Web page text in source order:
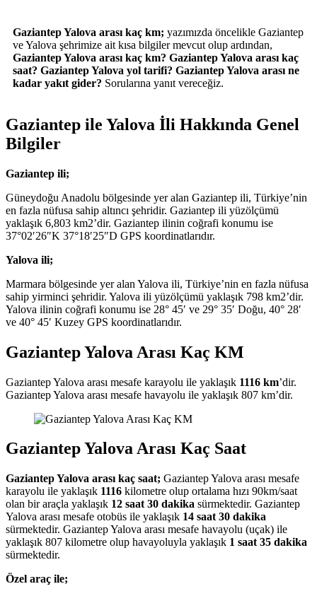
Gaziantep Yalova arası kaç km; yazımızda öncelikle Gaziantep
ve Yalova şehrimize ait kısa bilgiler mevcut olup ardından,
Gaziantep Yalova arası kaç km? Gaziantep Yalova arası kaç
saat? Gaziantep Yalova yol tarifi? Gaziantep Yalova arası ne
kadar yakıt gider? Sorularına yanıt vereceğiz.
Gaziantep ile Yalova İli Hakkında Genel
Bilgiler
Gaziantep ili;
Güneydoğu Anadolu bölgesinde yer alan Gaziantep ili, Türkiye’nin
en fazla nüfusa sahip altıncı şehridir. Gaziantep ili yüzölçümü
yaklaşık 6,803 km2’dir. Gaziantep ilinin coğrafi konumu ise
37°02′26″K 37°18′25″D GPS koordinatlarıdır.
Yalova ili;
Marmara bölgesinde yer alan Yalova ili, Türkiye’nin en fazla nüfusa
sahip yirminci şehridir. Yalova ili yüzölçümü yaklaşık 798 km2’dir.
Yalova ilinin coğrafi konumu ise 28° 45′ ve 29° 35′ Doğu, 40° 28′
ve 40° 45′ Kuzey GPS koordinatlarıdır.
Gaziantep Yalova Arası Kaç KM
Gaziantep Yalova arası mesafe karayolu ile yaklaşık 1116 km’dir.
Gaziantep Yalova arası mesafe havayolu ile yaklaşık 807 km’dir.
Gaziantep Yalova Arası Kaç Saat
Gaziantep Yalova arası kaç saat; Gaziantep Yalova arası mesafe
karayolu ile yaklaşık 1116 kilometre olup ortalama hızı 90km/saat
olan bir araçla yaklaşık 12 saat 30 dakika sürmektedir. Gaziantep
Yalova arası mesafe otobüs ile yaklaşık 14 saat 30 dakika
sürmektedir. Gaziantep Yalova arası mesafe havayolu (uçak) ile
yaklaşık 807 kilometre olup havayoluyla yaklaşık 1 saat 35 dakika
sürmektedir.
Özel araç ile;